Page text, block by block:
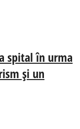
spital în urma
și un